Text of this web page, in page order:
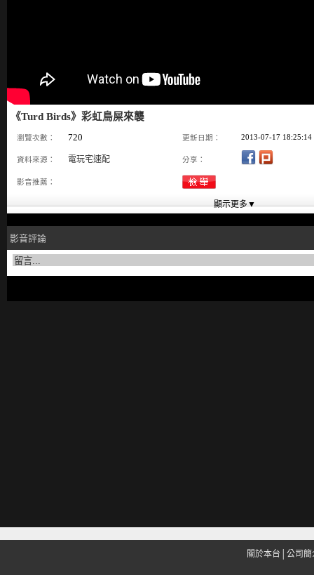
《Turd Birds》彩虹鳥屎來襲
瀏覽次數： 720 更新日期： 2013-07-17 18:25:14
資料來源： 電玩宅速配 分享：
影音推薦：
影音評論
關於本台 公司簡